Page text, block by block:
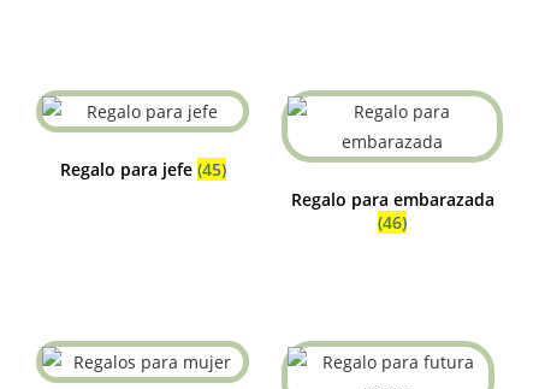
Regalo para jefe (45)
Regalo para embarazada
(46)